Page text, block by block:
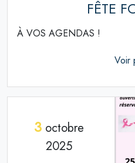
FÊTE
À VOS AGENDAS !
Voir
3 octobre
2025